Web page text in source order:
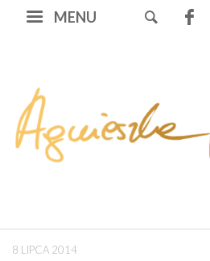
MENU
8 LIPCA 2014